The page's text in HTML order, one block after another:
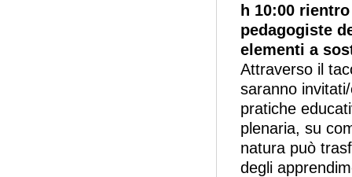
h 10:00
pedagogiste
elementi a
Attraverso il
saranno
pratiche
plenaria, su
natura può
degli